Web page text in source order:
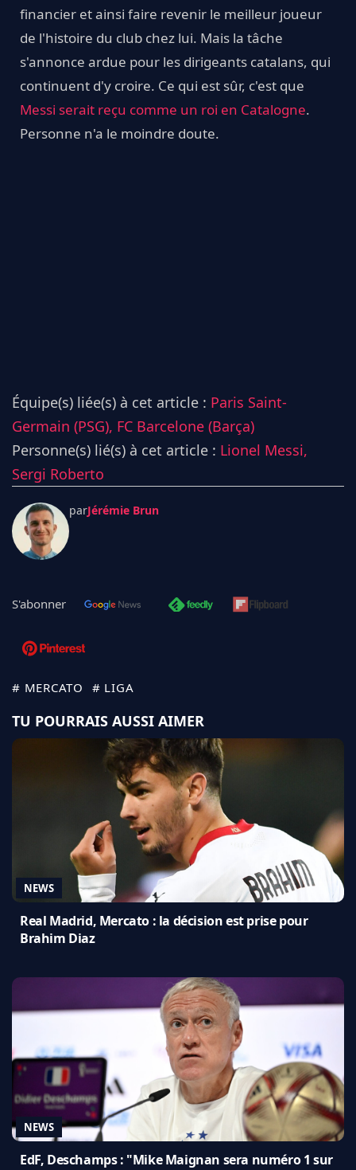
financier et ainsi faire revenir le meilleur joueur
de l'histoire du club chez lui. Mais la tâche
s'annonce ardue pour les dirigeants catalans, qui
continuent d'y croire. Ce qui est sûr, c'est que
Messi serait reçu comme un roi en Catalogne.
Personne n'a le moindre doute.
Équipe(s) liée(s) à cet article : Paris Saint-
Germain (PSG), FC Barcelone (Barça)
Personne(s) lié(s) à cet article : Lionel Messi,
Sergi Roberto
parJérémie Brun
S'abonner
# MERCATO # LIGA
TU POURRAIS AUSSI AIMER
NEWS
Real Madrid, Mercato : la décision est prise pour
Brahim Diaz
NEWS
EdF, Deschamps : "Mike Maignan sera numéro 1 sur